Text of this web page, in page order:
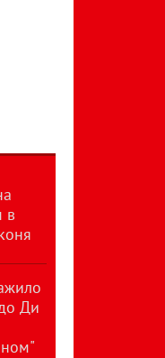
в
Ди